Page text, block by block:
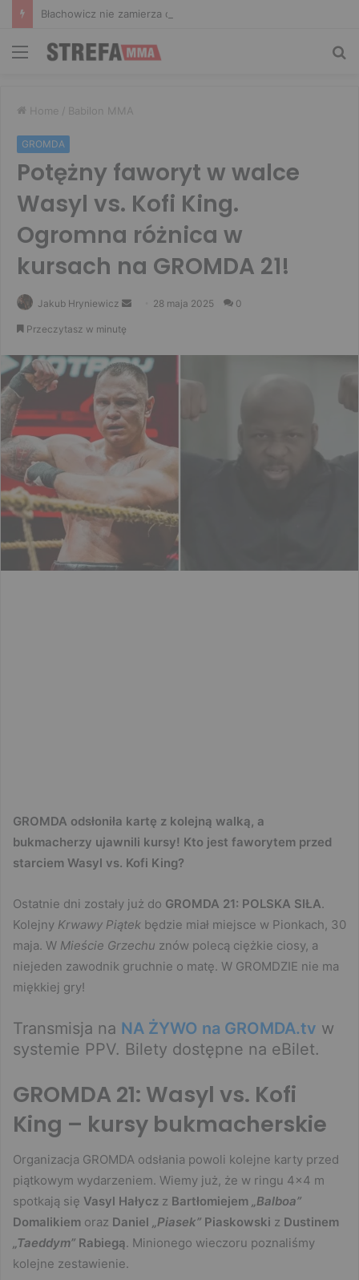
Menu
Home / Babilon MMA
GROMDA
Potężny faworyt w walce
Wasyl vs. Kofi King.
Ogromna różnica w
kursach na GROMDA 21!
Jakub Hryniewicz
Send 28 maja 2025 0
Przeczytasz w minutę
GROMDA odsłoniła kartę z kolejną walką, a
bukmacherzy ujawnili kursy! Kto jest faworytem przed
starciem Wasyl vs. Kofi King?
Ostatnie dni zostały już do GROMDA 21: POLSKA SIŁA.
Kolejny Krwawy Piątek będzie miał miejsce w Pionkach, 30
maja. W Mieście Grzechu znów polecą ciężkie ciosy, a
niejeden zawodnik gruchnie o matę. W GROMDZIE nie ma
miękkiej gry!
Transmisja na NA ŻYWO na GROMDA.tv w
systemie PPV. Bilety dostępne na eBilet.
GROMDA 21: Wasyl vs. Kofi
King – kursy bukmacherskie
Organizacja GROMDA odsłania powoli kolejne karty przed
piątkowym wydarzeniem. Wiemy już, że w ringu 4×4 m
spotkają się Vasyl Hałycz z Bartłomiejem „Balboa”
Domalikiem oraz Daniel „Piasek” Piaskowski z Dustinem
„Taeddym” Rabiegą. Minionego wieczoru poznaliśmy
kolejne zestawienie.